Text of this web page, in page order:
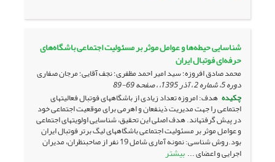
شناسایی حیطه‌ها و عوامل موثر بر مسئولیت اجتماعی باشگاه‌های
حرفه‌‌ای فوتبال ایران
محمد صادق افروزه؛ سید امیر احمد مظفری؛ نجف آقایی؛ مرجان صفاری
دوره 5، شماره 2 ، آذر 1395، ، صفحه
69-89
چکیده هدف: امروزه تعداد زیادی از باشگاه­های فوتبال فعالیت­های
اجتماعی را جهت مدیریت ذینفعان و اهرمی برای موقعیت اجتماعی خود
در پیش گرفته­اند. هدف اصلی این تحقیق، شناسایی اولویت­های اجتماعی
و عوامل موثر بر مسئولیت اجتماعی باشگاه­های لیگ برتر فوتبال ایران
بود.روش شناسی: نمونه آماری شامل 19 نفر از صاحبنظران، مدیران
اجرایی و اعضای ... بیشتر